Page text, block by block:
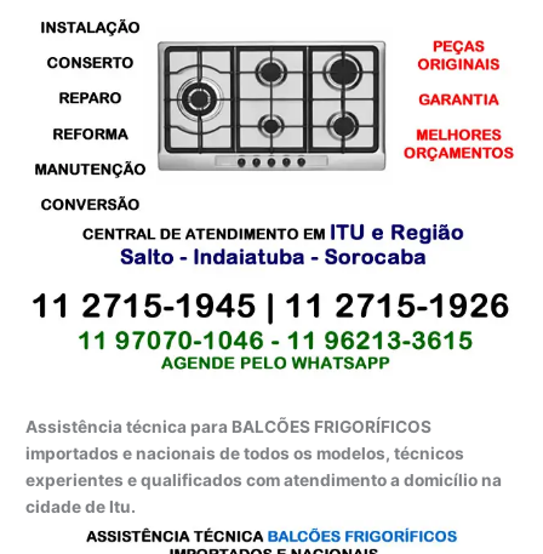
Assistência técnica para BALCÕES FRIGORÍFICOS
importados e nacionais de todos os modelos, técnicos
experientes e qualificados com atendimento a domicílio na
cidade de Itu.